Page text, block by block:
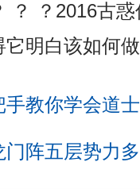
？ ？2016古
明白该如何
手教你学会道
门阵五层势力